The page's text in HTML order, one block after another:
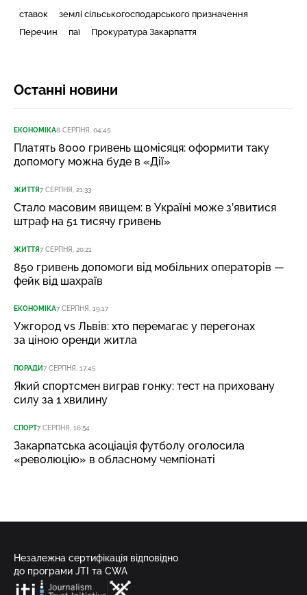
ставок
землі сільськогосподарського призначення
Перечин
паї Прокуратура Закарпаття
Останні новини
ЕКОНОМІКА8 СЕРПНЯ, 04:45
Платять 8000 гривень щомісяця: оформити таку
допомогу можна буде в «Дії»
ЖИТТЯ7 СЕРПНЯ, 21:33
Стало масовим явищем: в Україні може з’явитися
штраф на 51 тисячу гривень
ЖИТТЯ7 СЕРПНЯ, 20:21
850 гривень допомоги від мобільних операторів —
фейк від шахраїв
ЕКОНОМІКА7 СЕРПНЯ, 19:17
Ужгород vs Львів: хто перемагає у перегонах
за ціною оренди житла
ПОРАДИ7 СЕРПНЯ, 17:45
Який спортсмен виграв гонку: тест на приховану
силу за 1 хвилину
СПОРТ7 СЕРПНЯ, 16:54
Закарпатська асоціація футболу оголосила
«революцію» в обласному чемпіонаті
Незалежна сертифікація відповідно
до програми JTI та CWA